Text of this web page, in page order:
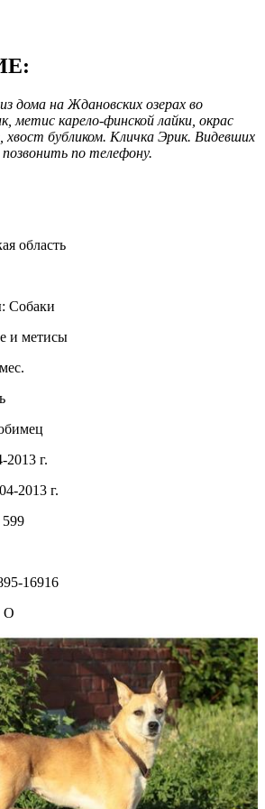
дома на Ждановских озерах во
метис карело-финской лайки, окрас
бубликом. Кличка Эрик. Видевших
позвонить по телефону.
область
: Собаки
и метисы
2013 г.
2013 г.
599
16916
О